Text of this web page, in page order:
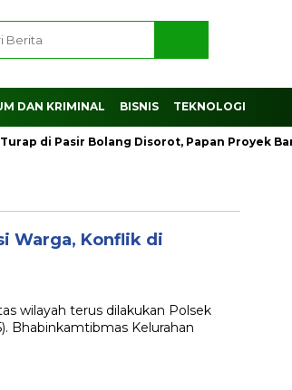
DAN KRIMINAL BISNIS TEKNOLOGI
di Pasir Bolang Disorot, Papan Proyek
Warga, Konflik di
wilayah terus dilakukan Polsek
Bhabinkamtibmas Kelurahan